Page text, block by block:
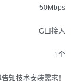
50Mbps
G口接入
1个
知技术安装需求！